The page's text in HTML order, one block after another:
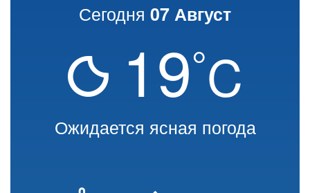
Сегодня 07 Август
19°C
Ожидается ясная погода